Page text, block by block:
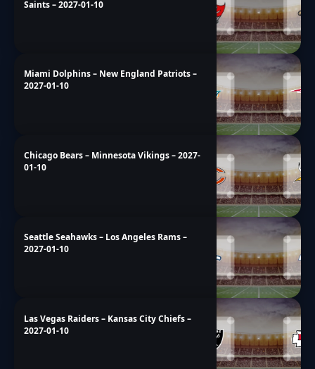
Saints – 2027-01-10
Miami Dolphins – New England Patriots –
2027-01-10
Chicago Bears – Minnesota Vikings – 2027-
01-10
Seattle Seahawks – Los Angeles Rams –
2027-01-10
Las Vegas Raiders – Kansas City Chiefs –
2027-01-10